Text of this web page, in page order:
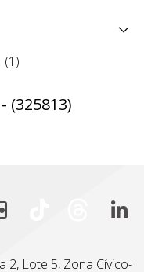
(1)
(325813)
2, Lote 5, Zona Cívico-